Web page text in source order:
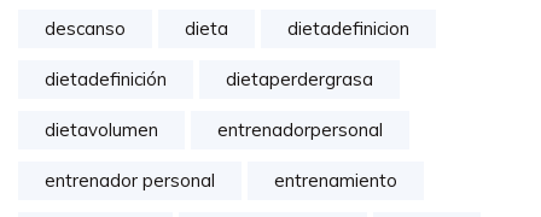
descanso dieta dietadefinicion
dietadefinición dietaperdergrasa
dietavolumen entrenadorpersonal
entrenador personal entrenamiento